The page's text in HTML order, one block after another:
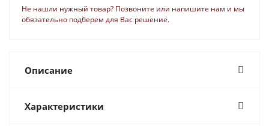
Не нашли нужный товар? Позвоните или напишите нам и мы
обязательно подберем для Вас решение.
Описание
Характеристики